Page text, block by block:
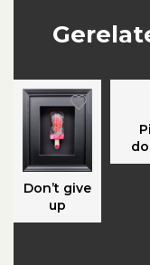
Don’t give
up